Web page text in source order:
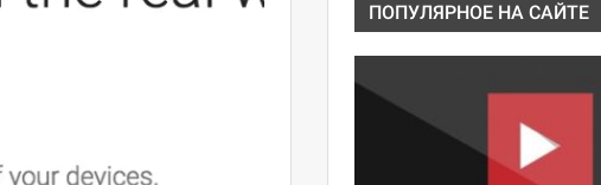
ПОПУЛЯРНОЕ НА САЙТЕ